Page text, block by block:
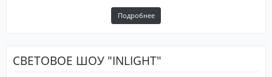
Подробнее
СВЕТОВОЕ ШОУ "INLIGHT"